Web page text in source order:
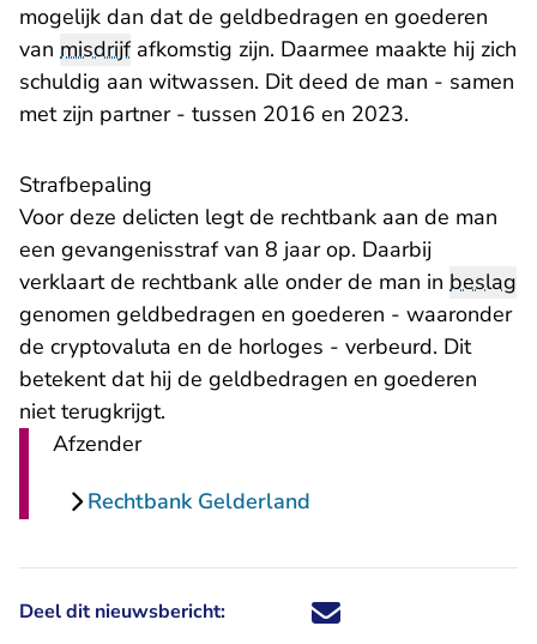
mogelijk dan dat de geldbedragen en goederen
van misdrijfafkomstig zijn. Daarmee maakte hij zich
schuldig aan witwassen. Dit deed de man - samen
met zijn partner - tussen 2016 en 2023.
Strafbepaling
Voor deze delicten legt de rechtbank aan de man
een gevangenisstraf van 8 jaar op. Daarbij
verklaart de rechtbank alle onder de man in beslag
genomen geldbedragen en goederen - waaronder
de cryptovaluta en de horloges - verbeurd. Dit
betekent dat hij de geldbedragen en goederen
niet terugkrijgt.
Afzender
Rechtbank Gelderland
Deel dit nieuwsbericht: Deel dit nieuwsbericht via X -
Deel dit nieuwsbericht via
Deel dit nieuwsbericht
Deel dit